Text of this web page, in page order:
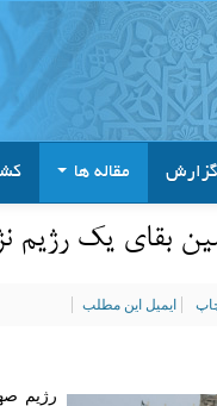
گزارش مقاله ها
بقای یک رژیم
ایمیل این مطلب
رژیم